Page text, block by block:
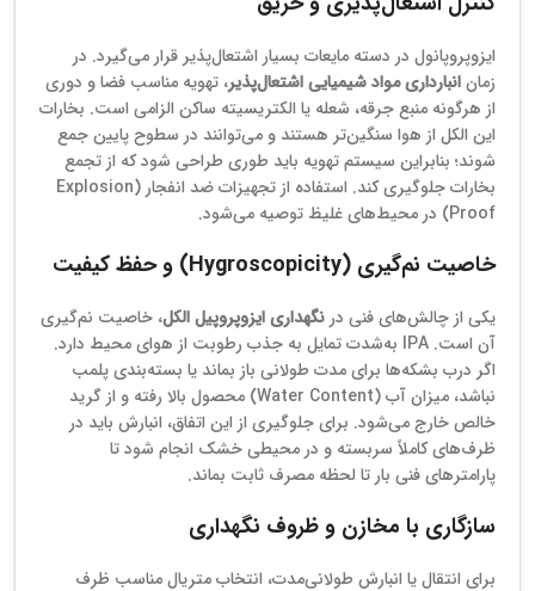
ایزوپروپانول در دسته مایعات بسیار اشتعال‌پذیر قرار می‌گیرد. در
زمانانبارداری مواد شیمیایی اشتعال‌پذیر، تهویه مناسب فضا و دوری
از هرگونه منبع جرقه، شعله یا الکتریسیته ساکن الزامی است. بخارات
این الکل از هوا سنگین‌تر هستند و می‌توانند در سطوح پایین جمع
شوند؛ بنابراین سیستم تهویه باید طوری طراحی شود که از تجمع
بخارات جلوگیری کند. استفاده از تجهیزات ضد انفجار (Explosion
Proof) در محیط‌های غلیظ توصیه می‌شود.
خاصیت نم‌گیری (Hygroscopicity) و حفظ کیفیت
یکی از چالش‌های فنی در نگهداری ایزوپروپیل الکل، خاصیت نم‌گیری
آن است. IPA به‌شدت تمایل به جذب رطوبت از هوای محیط دارد.
اگر درب بشکه‌ها برای مدت طولانی باز بماند یا بسته‌بندی پلمب
نباشد، میزان آب (Water Content) محصول بالا رفته و از گرید
خالص خارج می‌شود. برای جلوگیری از این اتفاق، انبارش باید در
ظرف‌های کاملاً سربسته و در محیطی خشک انجام شود تا
پارامترهای فنی بار تا لحظه مصرف ثابت بماند.
سازگاری با مخازن و ظروف نگهداری
برای انتقال یا انبارش طولانی‌مدت، انتخاب متریال مناسب ظرف